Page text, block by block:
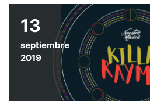
13
septiembre
2019